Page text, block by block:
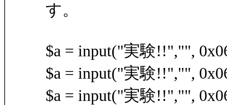
す。
$a = input("実験!!","",
$a = input("実験!!","",
$a = input("実験!!","",